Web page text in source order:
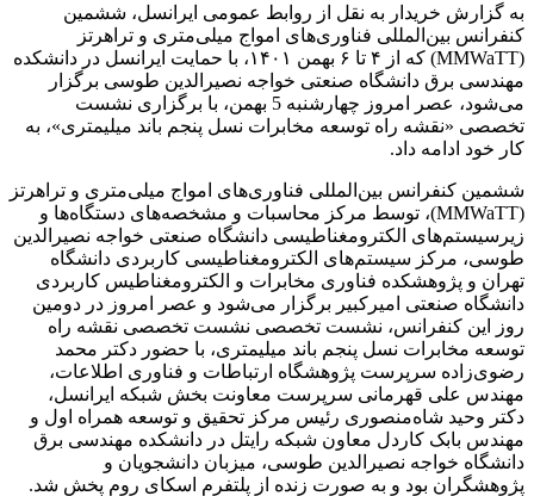
به گزارش خریدار به نقل از روابط عمومی ایرانسل، ششمین
کنفرانس بین‌المللی فناوری‌های امواج میلی‌متری و تراهرتز
(MMWaTT) که از ۴ تا ۶ بهمن ۱۴۰۱، با حمایت ایرانسل در دانشکده
مهندسی برق دانشگاه صنعتی خواجه نصیرالدین طوسی برگزار
می‌شود، عصر امروز چهارشنبه 5 بهمن، با برگزاری نشست
تخصصی «نقشه راه توسعه مخابرات نسل پنجم باند میلیمتری»، به
کار خود ادامه داد.
ششمین کنفرانس بین‌المللی فناوری‌های امواج میلی‌متری و تراهرتز
(MMWaTT)، توسط مرکز محاسبات و مشخصه‌های دستگاه‌ها و
زیرسیستم‌های الکترومغناطیسی دانشگاه صنعتی خواجه نصیرالدین
طوسی، مرکز سیستم‌های الکترومغناطیسی کاربردی دانشگاه
تهران و پژوهشکده فناوری مخابرات و الکترومغناطیس کاربردی
دانشگاه صنعتی امیرکبیر برگزار می‌شود و عصر امروز در دومین
روز این کنفرانس، نشست تخصصی نشست تخصصی نقشه راه
توسعه مخابرات نسل پنجم باند میلیمتری، با حضور دکتر محمد
رضوی‌زاده سرپرست پژوهشگاه ارتباطات و فناوری اطلاعات،
مهندس علی قهرمانی سرپرست معاونت بخش شبکه ایرانسل،
دکتر وحید شاه‌منصوری رئیس مرکز تحقیق و توسعه همراه اول و
مهندس بابک کاردل معاون شبکه رایتل در دانشکده مهندسی برق
دانشگاه خواجه نصیرالدین طوسی، میزبان دانشجویان و
پژوهشگران بود و به صورت زنده از پلتفرم اسکای روم پخش شد.